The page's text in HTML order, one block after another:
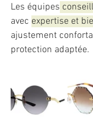
Les équipes
avec expertise et
ajustement
protection adaptée.